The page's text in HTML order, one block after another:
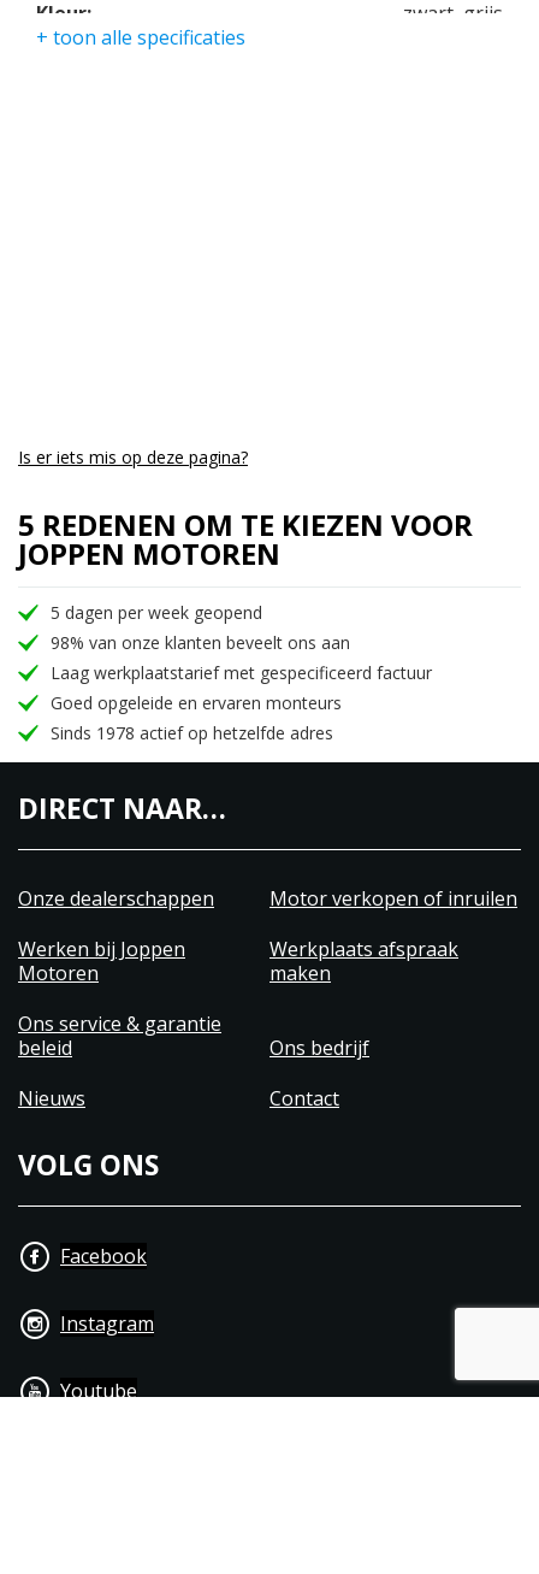
Kleur:
zwart, grijs
+ toon alle specificaties
Is er iets mis op deze pagina?
5 REDENEN OM TE KIEZEN VOOR
JOPPEN MOTOREN
5 dagen per week geopend
98% van onze klanten beveelt ons aan
Laag werkplaatstarief met gespecificeerd factuur
Goed opgeleide en ervaren monteurs
Sinds 1978 actief op hetzelfde adres
DIRECT NAAR…
Onze dealerschappen
Motor verkopen of inruilen
Werken bij Joppen
Motoren
Werkplaats afspraak
maken
Ons service & garantie
beleid
Ons bedrijf
Nieuws
Contact
VOLG ONS
Facebook
Instagram
Youtube